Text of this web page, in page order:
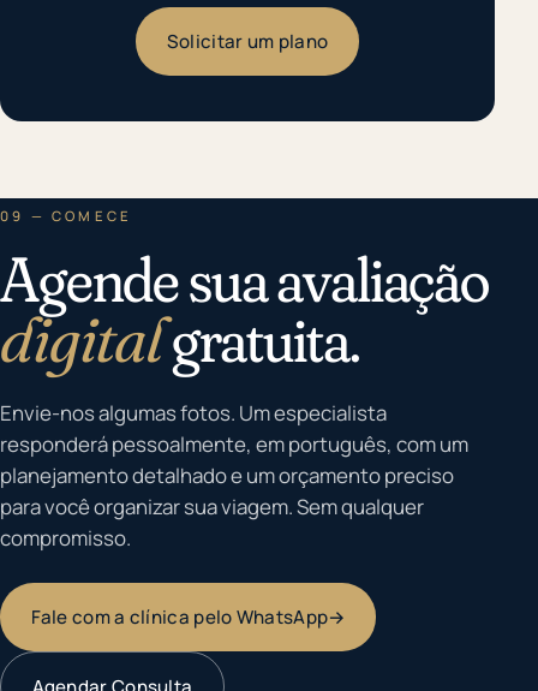
Solicitar um plano
09 — COMECE
Agende sua avaliação
digitalgratuita.
Envie-nos algumas fotos. Um especialista
responderá pessoalmente, em português, com um
planejamento detalhado e um orçamento preciso
para você organizar sua viagem. Sem qualquer
compromisso.
Fale com a clínica pelo WhatsApp→